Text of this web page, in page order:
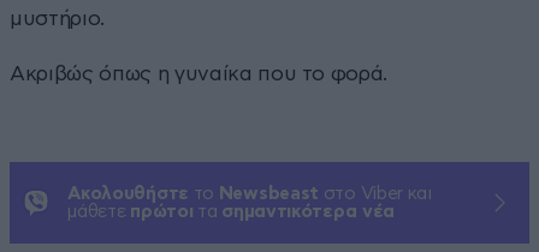
μυστήριο.
Ακριβώς όπως η γυναίκα που το φορά.
Ακολουθήστε το Newsbeast στο Viber και
μάθετε πρώτοι τα σημαντικότερα νέα